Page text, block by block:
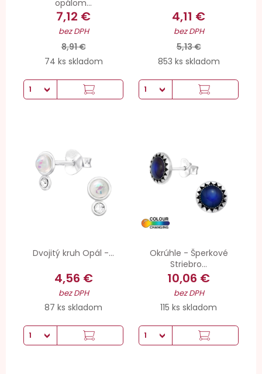
opálom...
7,12 €
bez DPH
8,91 €
74 ks skladom
4,11 €
bez DPH
5,13 €
853 ks skladom
Dvojitý kruh Opál -...
4,56 €
bez DPH
87 ks skladom
Okrúhle - Šperkové
Striebro...
10,06 €
bez DPH
115 ks skladom